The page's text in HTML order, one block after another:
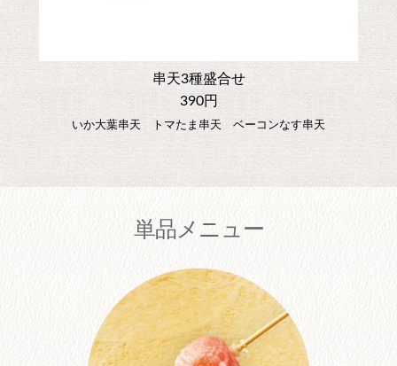
串天3種盛合せ
390円
いか大葉串天 トマたま串天 ベーコンなす串天
単品メニュー